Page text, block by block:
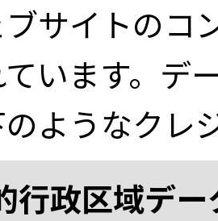
サイトのコ
います。デ
ようなクレ
行政区域デ